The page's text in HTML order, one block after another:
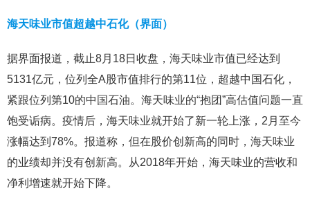
海天味业市值超越中石化（界面）
据界面报道，截止8月18日收盘，海天味业市值已经达到
5131亿元，位列全A股市值排行的第11位，超越中国石化，
紧跟位列第10的中国石油。海天味业的“抱团”高估值问题一直
饱受诟病。疫情后，海天味业就开始了新一轮上涨，2月至今
涨幅达到78%。报道称，但在股价创新高的同时，海天味业
的业绩却并没有创新高。从2018年开始，海天味业的营收和
净利增速就开始下降。